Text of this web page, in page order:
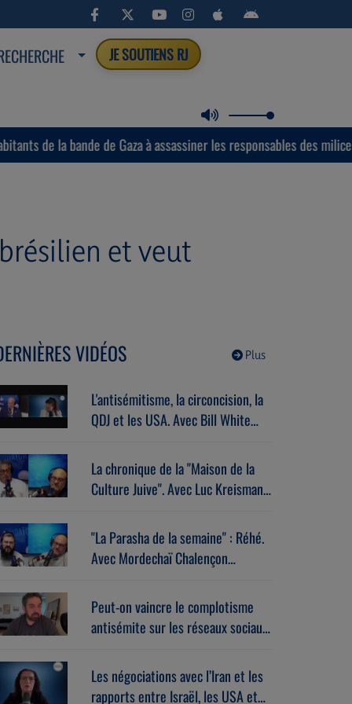
JE SOUTIENS RJ
de Gaza à assassiner les responsables des milices armées
et veut
Plus
VIDÉOS
L'antisémitisme, la circoncision, la
QDJ et les USA. Avec Bill White
La chronique de la "Maison de la
Culture Juive". Avec Luc Kreisman
"La Parasha de la semaine" : Réhé.
Avec Mordechaï Chalençon
Peut-on vaincre le complotisme
antisémite sur les réseaux sociaux
(06/08/2026)
Les négociations avec l’Iran et les
rapports entre Israël, les USA et